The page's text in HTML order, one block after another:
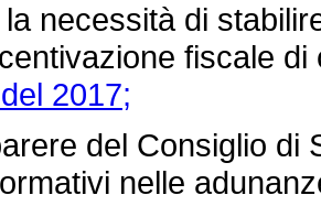
necessità di
fiscale
2017;
del Consiglio di
nelle